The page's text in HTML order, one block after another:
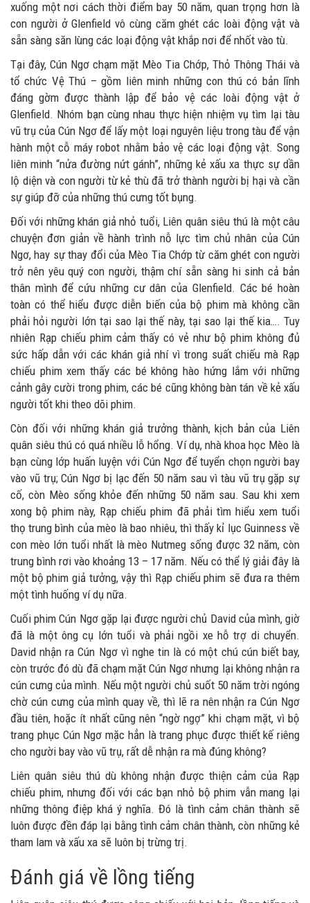
xuống một nơi cách thời điểm bay 50 năm, quan trọng hơn là
con người ở Glenfield vô cùng căm ghét các loài động vật và
sẵn sàng săn lùng các loại động vật khắp nơi để nhốt vào tù.
Tại đây, Cún Ngơ chạm mặt Mèo Tia Chớp, Thỏ Thông Thái và
tổ chức Vệ Thú – gồm liên minh những con thú có bản lĩnh
đáng gờm được thành lập để bảo vệ các loài động vật ở
Glenfield. Nhóm bạn cùng nhau thực hiện nhiệm vụ tìm lại tàu
vũ trụ của Cún Ngơ để lấy một loại nguyên liệu trong tàu để vận
hành một cỗ máy robot nhằm bảo vệ các loại động vật. Song
liên minh “nửa đường nứt gánh”, những kẻ xấu xa thực sự dần
lộ diện và con người từ kẻ thù đã trở thành người bị hại và cần
sự giúp đỡ của những thú cưng tốt bụng.
Đối với những khán giả nhỏ tuổi, Liên quân siêu thú là một câu
chuyện đơn giản về hành trình nỗ lực tìm chủ nhân của Cún
Ngơ, hay sự thay đổi của Mèo Tia Chớp từ căm ghét con người
trở nên yêu quý con người, thậm chí sẵn sàng hi sinh cả bản
thân mình để cứu những cư dân của Glenfield. Các bé hoàn
toàn có thể hiểu được diễn biến của bộ phim mà không cần
phải hỏi người lớn tại sao lại thế này, tại sao lại thế kia…. Tuy
nhiên Rạp chiếu phim cảm thấy có vẻ như bộ phim không đủ
sức hấp dẫn với các khán giả nhí vì trong suất chiếu mà Rạp
chiếu phim xem thấy các bé không hào hứng lắm với những
cảnh gây cười trong phim, các bé cũng không bàn tán về kẻ xấu
người tốt khi theo dõi phim.
Còn đối với những khán giả trưởng thành, kịch bản của Liên
quân siêu thú có quá nhiều lỗ hổng. Ví dụ, nhà khoa học Mèo là
bạn cùng lớp huấn luyện với Cún Ngơ để tuyển chọn người bay
vào vũ trụ; Cún Ngơ bị lạc đến 50 năm sau vì tàu vũ trụ gặp sự
cố, còn Mèo sống khỏe đến những 50 năm sau. Sau khi xem
xong bộ phim này, Rạp chiếu phim đã phải tìm hiểu xem tuổi
thọ trung bình của mèo là bao nhiêu, thì thấy kỉ lục Guinness về
con mèo lớn tuổi nhất là mèo Nutmeg sống được 32 năm, còn
trung bình rơi vào khoảng 13 – 17 năm. Nếu có thể lý giải đây là
một bộ phim giả tưởng, vậy thì Rạp chiếu phim sẽ đưa ra thêm
một tình huống ví dụ nữa.
Cuối phim Cún Ngơ gặp lại được người chủ David của mình, giờ
đã là một ông cụ lớn tuổi và phải ngồi xe hỗ trợ di chuyển.
David nhận ra Cún Ngơ vì nghe tin là có một chú cún biết bay,
còn trước đó dù đã chạm mặt Cún Ngơ nhưng lại không nhận ra
cún cưng của mình. Nếu một người chủ suốt 50 năm trời ngóng
chờ cún cưng của mình quay về, thì lẽ ra nên nhận ra Cún Ngơ
đầu tiên, hoặc ít nhất cũng nên “ngờ ngợ” khi chạm mặt, vì bộ
trang phục Cún Ngơ mặc hẳn là trang phục được thiết kế riêng
cho người bay vào vũ trụ, rất dễ nhận ra mà đúng không?
Liên quân siêu thú dù không nhận được thiện cảm của Rạp
chiếu phim, nhưng đối với các bạn nhỏ bộ phim vẫn mang lại
những thông điệp khá ý nghĩa. Đó là tình cảm chân thành sẽ
luôn được đền đáp lại bằng tình cảm chân thành, còn những kẻ
tham lam và xấu xa sẽ luôn bị trừng trị.
Đánh giá về lồng tiếng